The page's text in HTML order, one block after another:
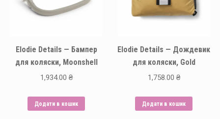
Elodie Details — Бампер
для коляски, Moonshell
1,934.00 ₴
Додати в кошик
Elodie Details — Дождевик
для коляски, Gold
1,758.00 ₴
Додати в кошик